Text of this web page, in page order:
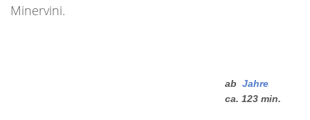
Minervini.
ab Jahre
ca. 123 min.